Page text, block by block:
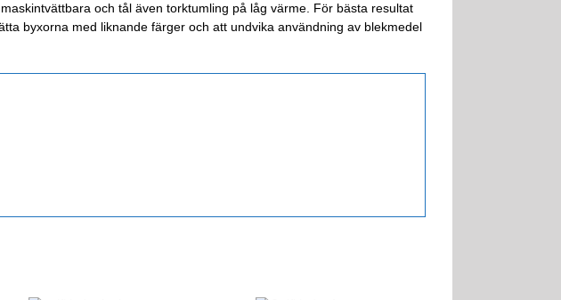
och tål även torktumling på låg värme. För bästa resultat
byxorna med liknande färger och att undvika användning av blekmedel